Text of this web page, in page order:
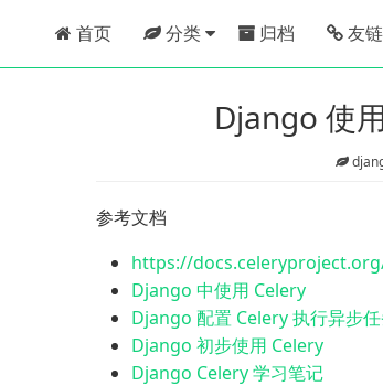
首页 分类 归档 友链
Django 使
参考文档
https://
Django 中使用 Celery
Django 配置 Celery 执行异步
Django 初步使用 Celery
Django Celery 学习笔记